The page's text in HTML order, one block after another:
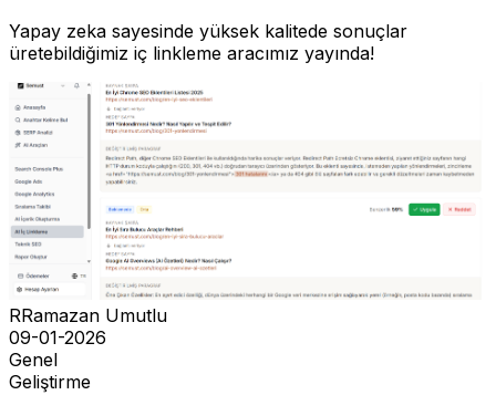
Yapay zeka sayesinde yüksek kalitede sonuçlar
üretebildiğimiz iç linkleme aracımız yayında!
RRamazan Umutlu
09-01-2026
Genel
Geliştirme